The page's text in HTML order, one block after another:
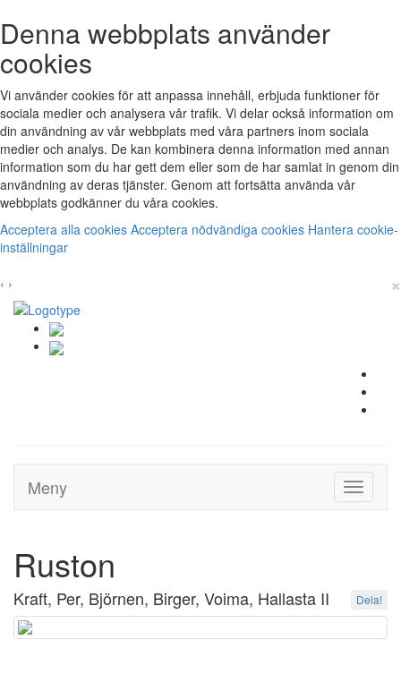
Denna webbplats använder
cookies
Vi använder cookies för att anpassa innehåll, erbjuda funktioner för
sociala medier och analysera vår trafik. Vi delar också information om
din användning av vår webbplats med våra partners inom sociala
medier och analys. De kan kombinera denna information med annan
information som du har gett dem eller som de har samlat in genom din
användning av deras tjänster. Genom att fortsätta använda vår
webbplats godkänner du våra cookies.
Acceptera alla cookies Acceptera nödvändiga cookies Hantera cookie-
inställningar
‹ › ×
Toggle
Meny
Ruston
Kraft, Per, Björnen, Birger, Voima, Hallasta II Dela!